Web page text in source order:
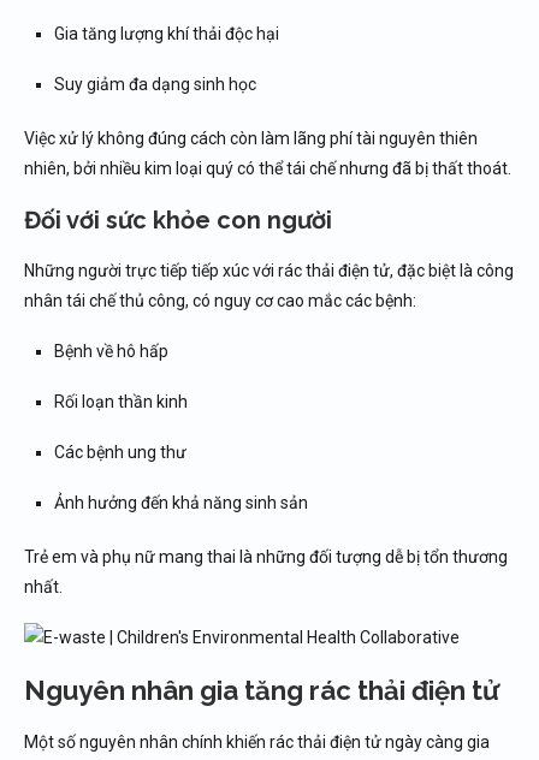
Gia tăng lượng khí thải độc hại
Suy giảm đa dạng sinh học
Việc xử lý không đúng cách còn làm lãng phí tài nguyên thiên
nhiên, bởi nhiều kim loại quý có thể tái chế nhưng đã bị thất thoát.
Đối với sức khỏe con người
Những người trực tiếp tiếp xúc với rác thải điện tử, đặc biệt là công
nhân tái chế thủ công, có nguy cơ cao mắc các bệnh:
Bệnh về hô hấp
Rối loạn thần kinh
Các bệnh ung thư
Ảnh hưởng đến khả năng sinh sản
Trẻ em và phụ nữ mang thai là những đối tượng dễ bị tổn thương
nhất.
Nguyên nhân gia tăng rác thải điện tử
Một số nguyên nhân chính khiến rác thải điện tử ngày càng gia